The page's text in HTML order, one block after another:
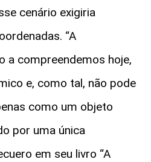
cenário exigiria
“A
a compreendemos hoje,
e, como tal, não pode
como um objeto
por uma única
em seu livro “A